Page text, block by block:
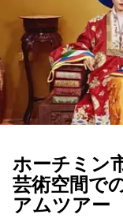
ホーチミン
芸術空間で
アムツアー